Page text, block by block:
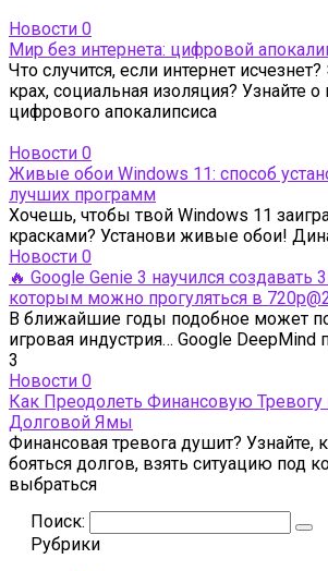
Новости 0
Мир без интернета: цифровой
Что случится, если интернет
крах, социальная изоляция? Узнайте о
цифрового апокалипсиса
Новости 0
Живые обои Windows 11: способ
лучших программ
Хочешь, чтобы твой Windows 11
красками? Установи живые обои!
Новости 0
🔥 Google Genie 3 научился создавать
которым можно прогуляться в
В ближайшие годы подобное может
игровая индустрия… Google DeepMind
3
Новости 0
Как Преодолеть Финансовую Тревогу
Долговой Ямы
Финансовая тревога душит? Узнайте,
бояться долгов, взять ситуацию под
выбраться
Поиск:
Рубрики